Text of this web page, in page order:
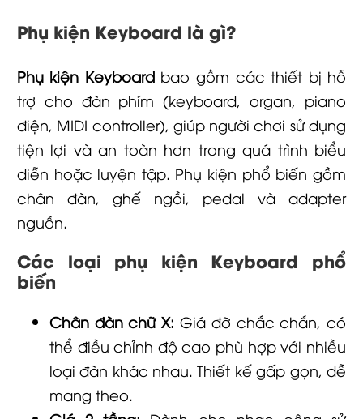
Phụ kiện Keyboard là gì?
Phụ kiện Keyboardbao gồm các thiết bị hỗ
trợ cho đàn phím (keyboard, organ, piano
điện, MIDI controller), giúp người chơi sử dụng
tiện lợi và an toàn hơn trong quá trình biểu
diễn hoặc luyện tập. Phụ kiện phổ biến gồm
chân đàn, ghế ngồi, pedal và adapter
nguồn.
Các loại phụ kiện Keyboard phổ
biến
Chân đàn chữ X: Giá đỡ chắc chắn, có
thể điều chỉnh độ cao phù hợp với nhiều
loại đàn khác nhau. Thiết kế gấp gọn, dễ
mang theo.